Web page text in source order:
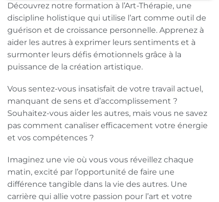
Découvrez notre formation à l’Art-Thérapie, une
discipline holistique qui utilise l’art comme outil de
guérison et de croissance personnelle. Apprenez à
aider les autres à exprimer leurs sentiments et à
surmonter leurs défis émotionnels grâce à la
puissance de la création artistique.
Vous sentez-vous insatisfait de votre travail actuel,
manquant de sens et d’accomplissement ?
Souhaitez-vous aider les autres, mais vous ne savez
pas comment canaliser efficacement votre énergie
et vos compétences ?
Imaginez une vie où vous vous réveillez chaque
matin, excité par l’opportunité de faire une
différence tangible dans la vie des autres. Une
carrière qui allie votre passion pour l’art et votre